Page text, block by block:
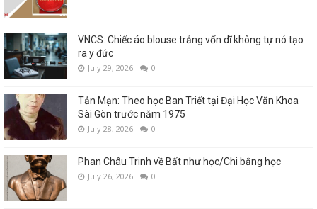
VNCS: Chiếc áo blouse trắng vốn dĩ không tự nó tạo
ra y đức
July 29, 2026 0
Tản Mạn: Theo học Ban Triết tại Đại Học Văn Khoa
Sài Gòn trước năm 1975
July 28, 2026 0
Phan Châu Trinh về Bất như học/Chi bằng học
July 26, 2026 0